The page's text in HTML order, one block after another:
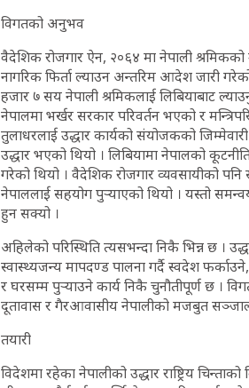
विगतको अनुभव
वैदेशिक रोजगार ऐन, २०६४ मा नेपाली
नागरिक फिर्ता ल्याउन अन्तरिम आदेश जारी
हजार ७ सय नेपाली श्रमिकलाई लिबियाबाट
नेपालमा भर्खर सरकार परिवर्तन भएको र
तुलाधरलाई उद्धार कार्यको संयोजकको जिम्मेवारी
उद्धार भएको थियो । लिबियामा नेपालको
गरेको थियो । वैदेशिक रोजगार व्यवसायीको
नेपाललाई सहयोग पुर्‍याएको थियो । यस्तो
हुन सक्यो ।
अहिलेको परिस्थिति त्यसभन्दा निकै भिन्न छ ।
स्वास्थ्यजन्य मापदण्ड पालना गर्दै स्वदेश
र घरसम्म पुर्‍याउने कार्य निकै चुनौतीपूर्ण छ ।
दूतावास र गैरआवासीय नेपालीको मजबुत
तयारी
विदेशमा रहेका नेपालीको उद्धार राष्ट्रिय